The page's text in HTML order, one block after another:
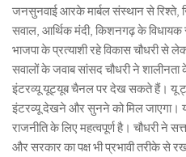
जनसुनवाई आरके मार्बल संस्थान से रिश्ते,
सवाल, आर्थिक मंदी, किशनगढ़ के
भाजपा के प्रत्याशी रहे विकास चौधरी
सवालों के जवाब सांसद चौधरी ने
इंटरव्यू यूट्यूब चैनल पर देख सकते हैं। यू
इंटरव्यू देखने और सुनने को मिल
राजनीति के लिए महत्वपूर्ण है। चौधरी ने
और सरकार का पक्ष भी प्रभावी तरीके से